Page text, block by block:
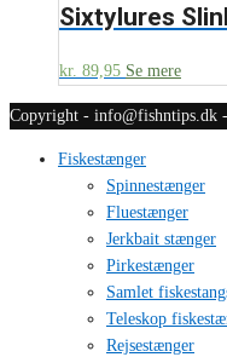
Sixtylures
kr. 89,95 Se mere
Copyright - info@fishntips.dk
Fiskestænger
Spinnestænger
Fluestænger
Jerkbait stænger
Pirkestænger
Samlet
Teleskop
Rejsestænger